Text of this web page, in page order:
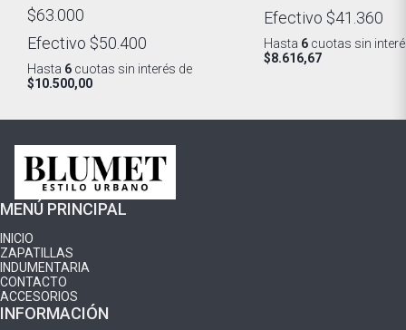
$63.000
Efectivo $50.400
Hasta 6 cuotas sin interés de
$10.500,00
Efectivo $41.360
Hasta 6 cuotas sin
$8.616,67
MENÚ PRINCIPAL
INICIO
ZAPATILLAS
INDUMENTARIA
CONTACTO
ACCESORIOS
INFORMACIÓN